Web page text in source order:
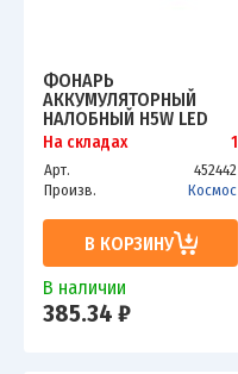
ФОНАРЬ
АККУМУЛЯТОРНЫЙ
НАЛОБНЫЙ H5W LED
5ВТ 2 РЕЖИМА АККУМ.
2А.Ч ЗУ USB КОСМОС
KOCACCUH5WLED
На складах 1
Арт.
452442
Произв.
Космос
В КОРЗИНУ
В наличии
385.34 ₽